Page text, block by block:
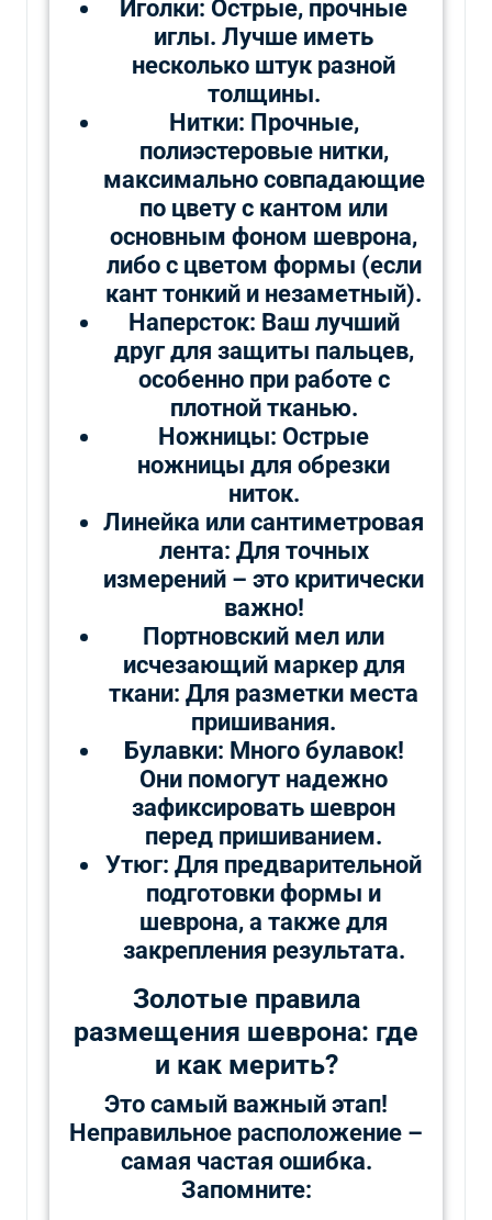
Иголки: Острые, прочные
иглы. Лучше иметь
несколько штук разной
толщины.
Нитки: Прочные,
полиэстеровые нитки,
максимально совпадающие
по цвету с кантом или
основным фоном шеврона,
либо с цветом формы (если
кант тонкий и незаметный).
Наперсток: Ваш лучший
друг для защиты пальцев,
особенно при работе с
плотной тканью.
Ножницы: Острые
ножницы для обрезки
ниток.
Линейка или сантиметровая
лента: Для точных
измерений – это критически
важно!
Портновский мел или
исчезающий маркер для
ткани: Для разметки места
пришивания.
Булавки: Много булавок!
Они помогут надежно
зафиксировать шеврон
перед пришиванием.
Утюг: Для предварительной
подготовки формы и
шеврона, а также для
закрепления результата.
Золотые правила
размещения шеврона: где
и как мерить?
Это самый важный этап!
Неправильное расположение –
самая частая ошибка.
Запомните: